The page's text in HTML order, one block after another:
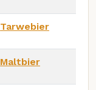
Tarwebier
Maltbier